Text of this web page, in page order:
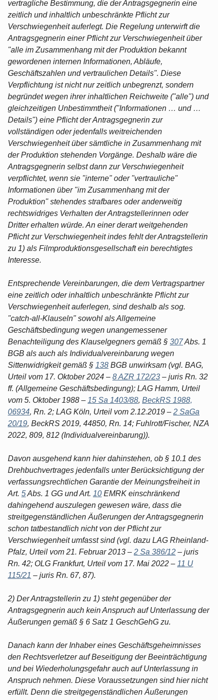
vertragliche Bestimmung, die der Antragsgegnerin eine
zeitlich und inhaltlich unbeschränkte Pflicht zur
Verschwiegenheit auferlegt. Die Regelung unterwirft die
Antragsgegnerin einer Pflicht zur Verschwiegenheit über
"alle im Zusammenhang mit der Produktion bekannt
gewordenen internen Informationen, Abläufe,
Geschäftszahlen und vertraulichen Details". Diese
Verpflichtung ist nicht nur zeitlich unbegrenzt, sondern
begründet wegen ihrer inhaltlichen Reichweite ("alle") und
gleichzeitigen Unbestimmtheit ("Informationen … und …
Details") eine Pflicht der Antragsgegnerin zur
vollständigen oder jedenfalls weitreichenden
Verschwiegenheit über sämtliche in Zusammenhang mit
der Produktion stehenden Vorgänge. Deshalb wäre die
Antragsgegnerin selbst dann zur Verschwiegenheit
verpflichtet, wenn sie "interne" oder "vertrauliche"
Informationen über "im Zusammenhang mit der
Produktion" stehendes strafbares oder anderweitig
rechtswidriges Verhalten der Antragstellerinnen oder
Dritter erhalten würde. An einer derart weitgehenden
Pflicht zur Verschwiegenheit indes fehlt der Antragstellerin
zu 1) als Filmproduktionsgesellschaft ein berechtigtes
Interesse.
Entsprechende Vereinbarungen, die dem Vertragspartner
eine zeitlich oder inhaltlich unbeschränkte Pflicht zur
Verschwiegenheit auferlegen, sind deshalb als sog.
"catch-all-Klauseln" sowohl als Allgemeine
Geschäftsbedingung wegen unangemessener
Benachteiligung des Klauselgegners gemäß § 307Abs. 1
BGB als auch als Individualvereinbarung wegen
Sittenwidrigkeit gemäß § 138 BGB unwirksam (vgl. BAG,
Urteil vom 17. Oktober 2024 – 8 AZR 172/23 – juris Rn. 32
ff. (Allgemeine Geschäftsbedingung); LAG Hamm, Urteil
vom 5. Oktober 1988 – 15 Sa 1403/88, BeckRS 1988,
06934, Rn. 2; LAG Köln, Urteil vom 2.12.2019 – 2 SaGa
20/19, BeckRS 2019, 44850, Rn. 14; Fuhlrott/Fischer, NZA
2022, 809, 812 (Individualvereinbarung)).
Davon ausgehend kann hier dahinstehen, ob § 10.1 des
Drehbuchvertrages jedenfalls unter Berücksichtigung der
verfassungsrechtlichen Garantie der Meinungsfreiheit in
Art. 5Abs. 1 GG und Art. 10 EMRK einschränkend
dahingehend auszulegen gewesen wäre, dass die
streitgegenständlichen Äußerungen der Antragsgegnerin
schon tatbestandlich nicht von der Pflicht zur
Verschwiegenheit umfasst sind (vgl. dazu LAG Rheinland-
Pfalz, Urteil vom 21. Februar 2013 – 2 Sa 386/12 – juris
Rn. 42; OLG Frankfurt, Urteil vom 17. Mai 2022 – 11 U
115/21 – juris Rn. 67, 87).
2) Der Antragstellerin zu 1) steht gegenüber der
Antragsgegnerin auch kein Anspruch auf Unterlassung der
Äußerungen gemäß § 6 Satz 1 GeschGehG zu.
Danach kann der Inhaber eines Geschäftsgeheimnisses
den Rechtsverletzer auf Beseitigung der Beeinträchtigung
und bei Wiederholungsgefahr auch auf Unterlassung in
Anspruch nehmen. Diese Voraussetzungen sind hier nicht
erfüllt. Denn die streitgegenständlichen Äußerungen